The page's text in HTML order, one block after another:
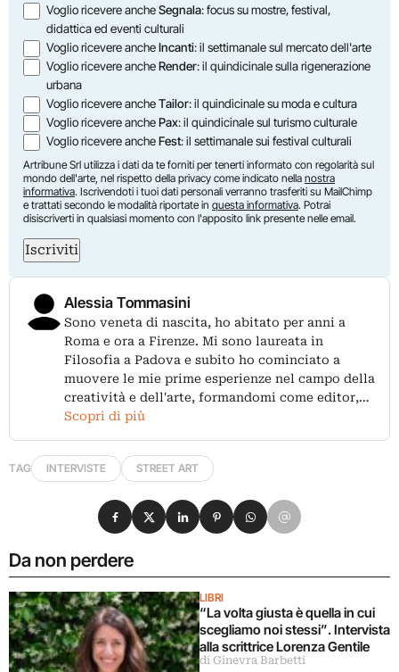
Opzioni
Voglio ricevere ancheSegnala: focus su mostre, festival,
didattica ed eventi culturali
Voglio ricevere ancheIncanti: il settimanale sul mercato dell'arte
Voglio ricevere ancheRender: il quindicinale sulla rigenerazione
urbana
Voglio ricevere ancheTailor: il quindicinale su moda e cultura
Voglio ricevere anchePax: il quindicinale sul turismo culturale
Voglio ricevere ancheFest: il settimanale sui festival culturali
Artribune Srl utilizza i dati da te forniti per tenerti informato con regolarità sul
mondo dell'arte, nel rispetto della privacy come indicato nella nostra
informativa. Iscrivendoti i tuoi dati personali verranno trasferiti su MailChimp
e trattati secondo le modalità riportate in questa informativa. Potrai
disiscriverti in qualsiasi momento con l'apposito link presente nelle email.
Iscriviti
Alessia Tommasini
Sono veneta di nascita, ho abitato per anni a
Roma e ora a Firenze. Mi sono laureata in
Filosofia a Padova e subito ho cominciato a
muovere le mie prime esperienze nel campo della
creatività e dell'arte, formandomi come editor,…
Scopri di più
TAG INTERVISTE STREET ART
Da non perdere
LIBRI
“La volta giusta è quella in cui
scegliamo noi stessi”. Intervista
alla scrittrice Lorenza Gentile
di Ginevra Barbetti
Condividi su Facebook
Condividi su X
Condividi su LinkedIn
Condividi su Pinterest
Condividi su WhatsApp
Condividi su Email